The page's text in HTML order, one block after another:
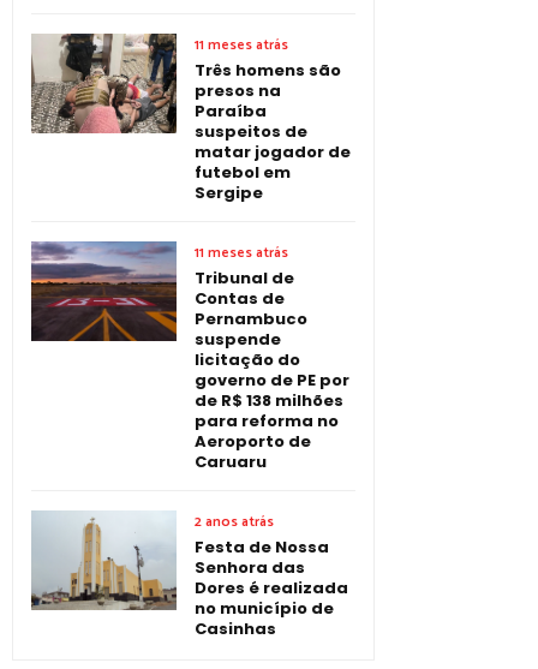
11 meses atrás
Três homens são
presos na
Paraíba
suspeitos de
matar jogador de
futebol em
Sergipe
11 meses atrás
Tribunal de
Contas de
Pernambuco
suspende
licitação do
governo de PE por
de R$ 138 milhões
para reforma no
Aeroporto de
Caruaru
2 anos atrás
Festa de Nossa
Senhora das
Dores é realizada
no município de
Casinhas